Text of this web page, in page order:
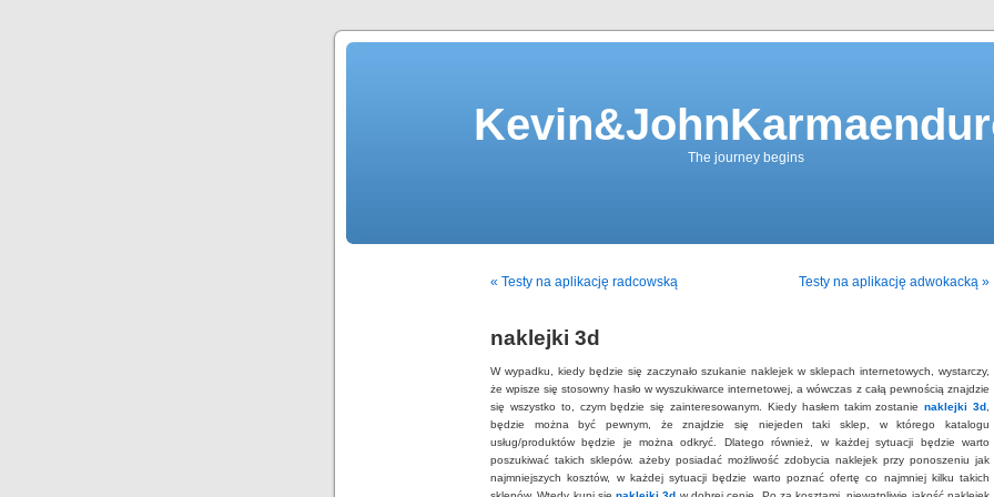
The journey begins
« Testy na aplikację radcowską Testy na aplikację adwokacką »
naklejki 3d
W wypadku, kiedy będzie się zaczynało szukanie naklejek w sklepach internetowych, wystarczy,
że wpisze się stosowny hasło w wyszukiwarce internetowej, a wówczas z całą pewnością znajdzie
się wszystko to, czym będzie się zainteresowanym. Kiedy hasłem takim zostanienaklejki 3d
będzie można być pewnym, że znajdzie się niejeden taki sklep, w którego katalogu
usług/produktów będzie je można odkryć. Dlatego również, w każdej sytuacji będzie warto
poszukiwać takich sklepów. ażeby posiadać możliwość zdobycia naklejek przy ponoszeniu jak
najmniejszych kosztów, w każdej sytuacji będzie warto poznać ofertę co najmniej kilku takich